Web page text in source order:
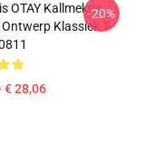
OTAY Kallmekris
Klassiek T-
€ 28,06
-20%